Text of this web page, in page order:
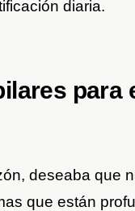
diaria.
para
deseaba que
que están